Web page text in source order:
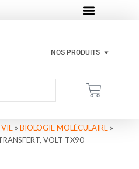
NOS PRODUITS
VIE » BIOLOGIE MOLÉCULAIRE »
VOLT TX90